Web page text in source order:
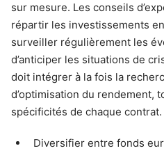
sur mesure. Les conseils
répartir les investissements
surveiller régulièrement les
d’anticiper les situations de
doit intégrer à la fois la
d’optimisation du rendement,
spécificités de chaque contrat.
Diversifier entre fonds